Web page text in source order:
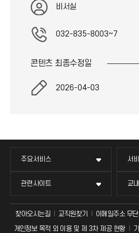
비서실
032-835-8003~7
콘텐츠 최종수정일
2026-04-03
주요서비스 서
관련사이트 교
찾아오시는길 교직원찾기 이메일주소 무
개인정보 목적 외 이용 및 제 3차 제공 현황